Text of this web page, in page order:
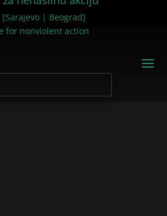
[Sarajevo | Beograd]
for nonviolent action